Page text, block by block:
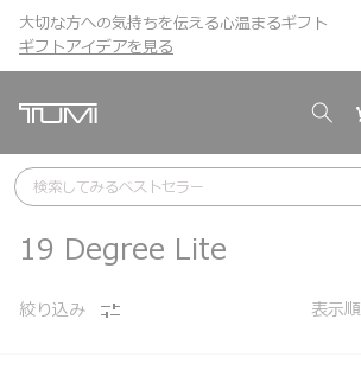
ギフトアイデアを見る こちら
大切な方への気持ちを伝える心温まるギフト
ギフトアイデアを見る
こちら
検索してみるベストセラー
19 Degree Lite
絞り込み 表示順